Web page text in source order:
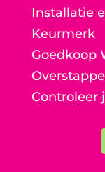
Installatie
Keurmerk
Goedkoop
Controleer